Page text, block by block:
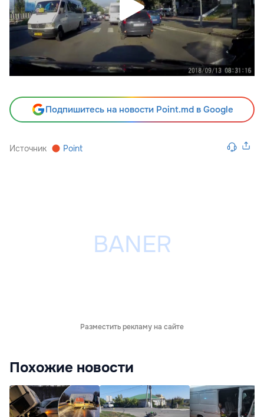
Подпишитесь на новости Point.md в Google
Источник Point
Разместить рекламу на сайте
Похожие новости